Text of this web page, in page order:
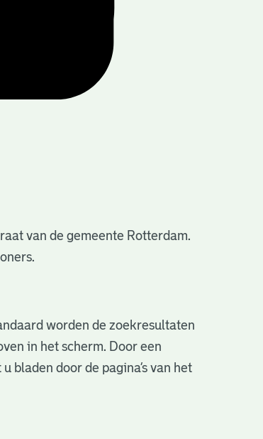
van de gemeente Rotterdam.
worden de zoekresultaten
in het scherm. Door een
bladen door de pagina’s van het